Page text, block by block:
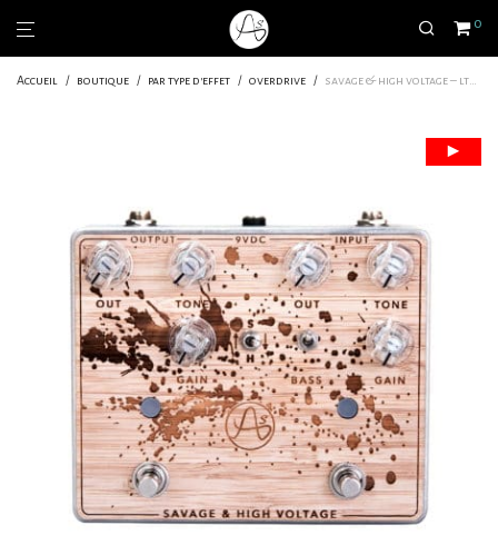
0
Accueil / boutique / par type d'effet / overdrive / savage & high voltage – ltd edition